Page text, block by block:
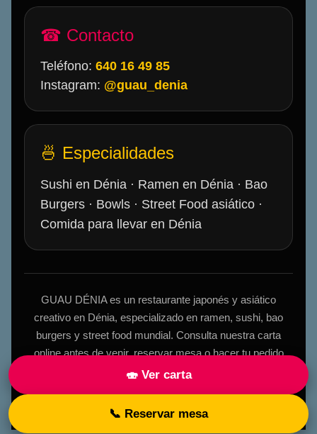
☎ Contacto
Teléfono: 640 16 49 85
Instagram: @guau_denia
🍜 Especialidades
Sushi en Dénia · Ramen en Dénia · Bao
Burgers · Bowls · Street Food asiático ·
Comida para llevar en Dénia
GUAU DÉNIA es un restaurante japonés y asiático
creativo en Dénia, especializado en ramen, sushi, bao
burgers y street food mundial. Consulta nuestra carta
online antes de venir, reservar mesa o hacer tu pedido
para recoger.
🍣 Ver carta
📞 Reservar mesa